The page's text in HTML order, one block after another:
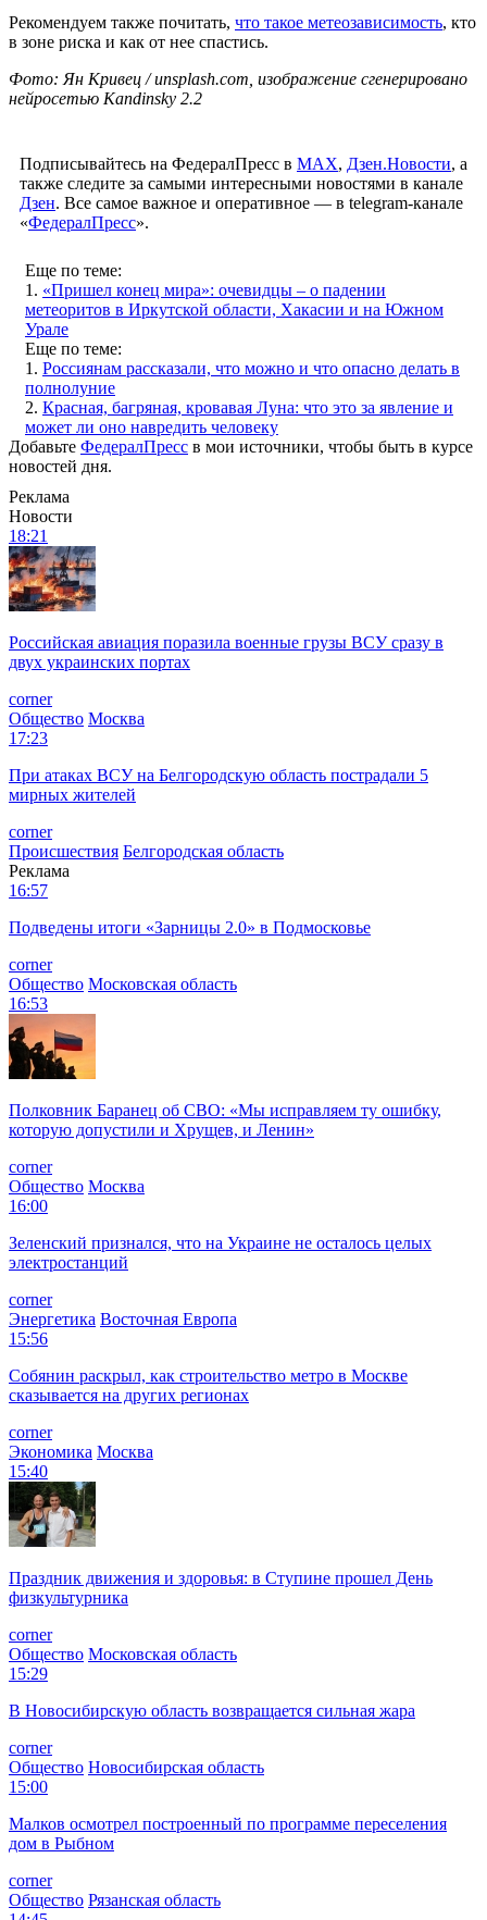
Рекомендуем также почитать, что такое метеозависимость, кто
в зоне риска и как от нее спастись.
Фото: Ян Кривец / unsplash.com, изображение сгенерировано
нейросетью Kandinsky 2.2
Подписывайтесь на ФедералПресс в МАХ, Дзен.Новости, а
также следите за самыми интересными новостями в канале
Дзен. Все самое важное и оперативное — в telegram-канале
«ФедералПресс».
Еще по теме:
1. «Пришел конец мира»: очевидцы – о падении
метеоритов в Иркутской области, Хакасии и на Южном
Урале
Еще по теме:
1. Россиянам рассказали, что можно и что опасно делать в
полнолуние
2. Красная, багряная, кровавая Луна: что это за явление и
может ли оно навредить человеку
Добавьте ФедералПресс в мои источники, чтобы быть в курсе
новостей дня.
Реклама
Новости
18:21
Российская авиация поразила военные грузы ВСУ сразу в
двух украинских портах
corner
Общество Москва
17:23
При атаках ВСУ на Белгородскую область пострадали 5
мирных жителей
corner
Происшествия Белгородская область
Реклама
16:57
Подведены итоги «Зарницы 2.0» в Подмосковье
corner
Общество Московская область
16:53
Полковник Баранец об СВО: «Мы исправляем ту ошибку,
которую допустили и Хрущев, и Ленин»
corner
Общество Москва
16:00
Зеленский признался, что на Украине не осталось целых
электростанций
corner
Энергетика Восточная Европа
15:56
Собянин раскрыл, как строительство метро в Москве
сказывается на других регионах
corner
Экономика Москва
15:40
Праздник движения и здоровья: в Ступине прошел День
физкультурника
corner
Общество Московская область
15:29
В Новосибирскую область возвращается сильная жара
corner
Общество Новосибирская область
15:00
Малков осмотрел построенный по программе переселения
дом в Рыбном
corner
Общество Рязанская область